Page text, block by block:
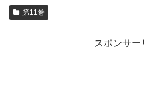
第11巻
スポンサー